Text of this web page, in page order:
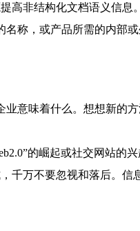
高非结构化文档语义信息。
称，或产品所需的内部
意味着什么。想想新的
的崛起或社交网站的
万不要忽视和落后。信